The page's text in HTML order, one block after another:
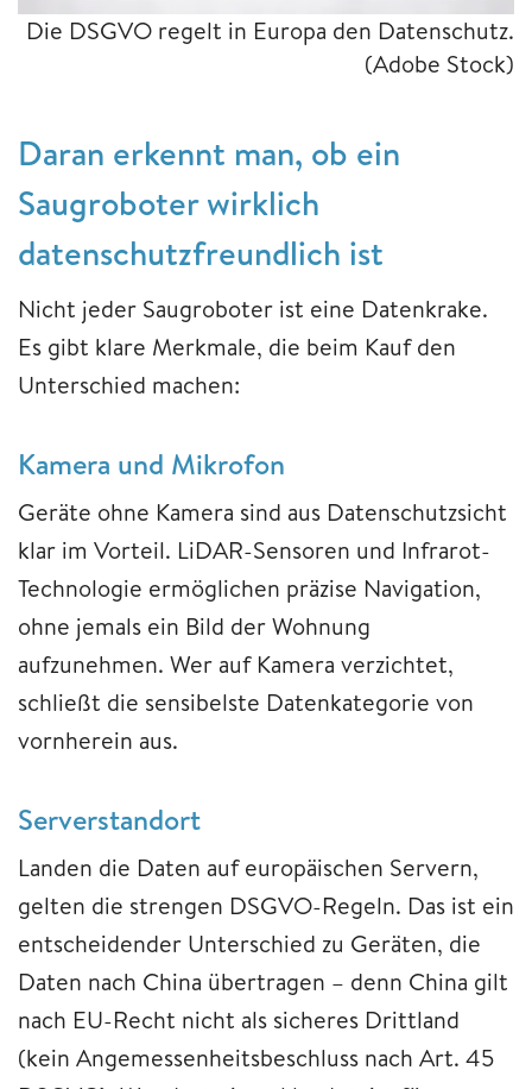
Die DSGVO regelt in Europa den Datenschutz.
(Adobe Stock)
Daran erkennt man, ob ein
Saugroboter wirklich
datenschutzfreundlich ist
Nicht jeder Saugroboter ist eine Datenkrake.
Es gibt klare Merkmale, die beim Kauf den
Unterschied machen:
Kamera und Mikrofon
Geräte ohne Kamera sind aus Datenschutzsicht
klar im Vorteil. LiDAR-Sensoren und Infrarot-
Technologie ermöglichen präzise Navigation,
ohne jemals ein Bild der Wohnung
aufzunehmen. Wer auf Kamera verzichtet,
schließt die sensibelste Datenkategorie von
vornherein aus.
Serverstandort
Landen die Daten auf europäischen Servern,
gelten die strengen DSGVO-Regeln. Das ist ein
entscheidender Unterschied zu Geräten, die
Daten nach China übertragen – denn China gilt
nach EU-Recht nicht als sicheres Drittland
(kein Angemessenheitsbeschluss nach Art. 45